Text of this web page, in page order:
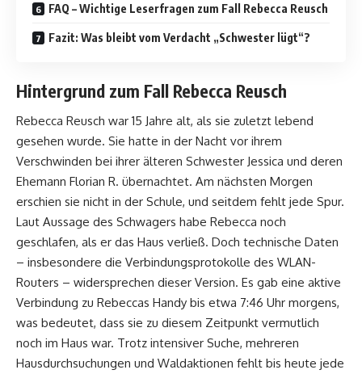
FAQ – Wichtige Leserfragen zum Fall Rebecca Reusch
Fazit: Was bleibt vom Verdacht „Schwester lügt“?
Hintergrund zum Fall Rebecca Reusch
Rebecca Reusch war 15 Jahre alt, als sie zuletzt lebend
gesehen wurde. Sie hatte in der Nacht vor ihrem
Verschwinden bei ihrer älteren Schwester Jessica und deren
Ehemann Florian R. übernachtet. Am nächsten Morgen
erschien sie nicht in der Schule, und seitdem fehlt jede Spur.
Laut Aussage des Schwagers habe Rebecca noch
geschlafen, als er das Haus verließ. Doch technische Daten
– insbesondere die Verbindungsprotokolle des WLAN-
Routers – widersprechen dieser Version. Es gab eine aktive
Verbindung zu Rebeccas Handy bis etwa 7:46 Uhr morgens,
was bedeutet, dass sie zu diesem Zeitpunkt vermutlich
noch im Haus war. Trotz intensiver Suche, mehreren
Hausdurchsuchungen und Waldaktionen fehlt bis heute jede